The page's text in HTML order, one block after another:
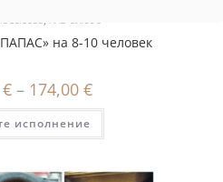
,XXL-блюдо
на 8-10 человек
€– 174,00 €
исполнение
Этот
имеет
Опции